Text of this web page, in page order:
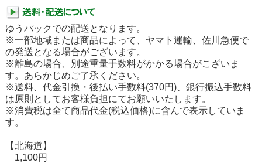
ゆうパックでの配送となります。
※一部地域または商品によって、ヤマト運輸、佐川急便で
の発送となる場合がございます。
※離島の場合、別途重量手数料がかかる場合がこざいま
す。あらかじめご了承ください。
※送料、代金引換・後払い手数料(370円)、銀行振込手数料
は原則としてお客様負担にてお願いいたします。
※消費税は全て商品代金(税込価格)に含んで表示していま
す。
【北海道】
1,100円